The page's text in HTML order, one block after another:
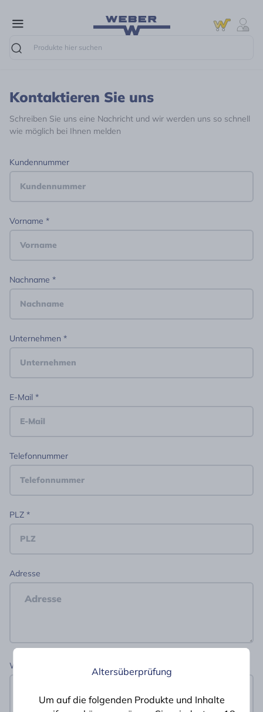
Suche
Kontaktieren Sie uns
Schreiben Sie uns eine Nachricht und wir werden uns so schnell
wie möglich bei Ihnen melden
Kundennummer
Vorname
Nachname
Unternehmen
E-Mail
Telefonnummer
PLZ
Adresse
Was beschäftigt Sie? Altersüberprüfung
Um auf die folgenden Produkte und Inhalte